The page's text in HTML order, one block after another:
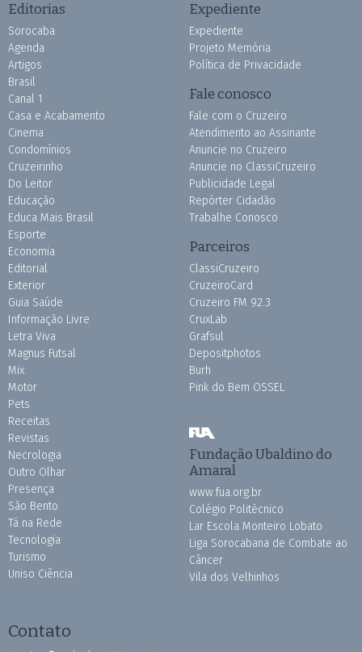
Editorias
Sorocaba
Agenda
Artigos
Brasil
Canal 1
Casa e Acabamento
Cinema
Condomínios
Cruzeirinho
Do Leitor
Educação
Educa Mais Brasil
Esporte
Economia
Editorial
Exterior
Guia Saúde
Informação Livre
Letra Viva
Magnus Futsal
Mix
Motor
Pets
Receitas
Revistas
Necrologia
Outro Olhar
Presença
São Bento
Tá na Rede
Tecnologia
Turismo
Uniso Ciência
Expediente
Expediente
Projeto Memória
Política de Privacidade
Fale conosco
Fale com o Cruzeiro
Atendimento ao Assinante
Anuncie no Cruzeiro
Anuncie no ClassiCruzeiro
Publicidade Legal
Repórter Cidadão
Trabalhe Conosco
Parceiros
ClassiCruzeiro
CruzeiroCard
Cruzeiro FM 92.3
CruxLab
Grafsul
Depositphotos
Burh
Pink do Bem OSSEL
Fundação Ubaldino do
Amaral
www.fua.org.br
Colégio Politécnico
Lar Escola Monteiro Lobato
Liga Sorocabana de Combate ao
Câncer
Vila dos Velhinhos
Contato